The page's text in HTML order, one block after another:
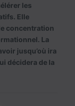
les
Elle
concentration
La
jusqu’où ira
décidera de la